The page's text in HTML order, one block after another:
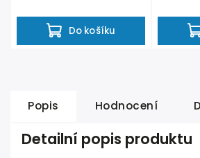
Do košíku
Popis Hodnocení
Detailní popis produktu